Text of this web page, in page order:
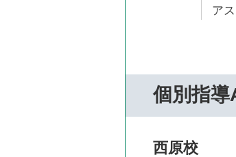
ア
個別指
西原校